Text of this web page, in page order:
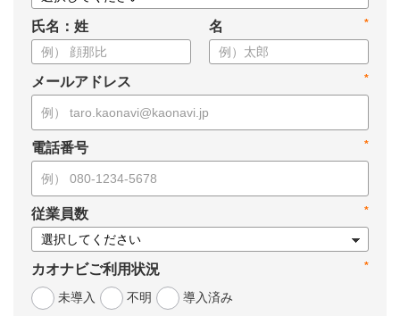
氏名：姓 *
名
*
メールアドレス
*
電話番号
*
従業員数
*
カオナビご利用状況
未導入
不明 導入済み